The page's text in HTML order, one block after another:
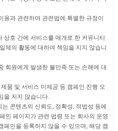
용과 관련하여 관련법에 특별한 규정이
상호 간에 서비스를 매개로 한 커뮤니티
체의 활동에 대하여 책임을 지지 않습니
회원에게 발생한 불만족 또는 손해에 대
품 및 서비스 미제공 등 캠페인 진행 오
을 지지 않습니다.
는 콘텐츠의 신뢰도, 정확성, 적법성 등에
인 페이지가 관련 법령 또는 회사의 운영
페인을 등록하지 않을 수 있으며, 해당 캠